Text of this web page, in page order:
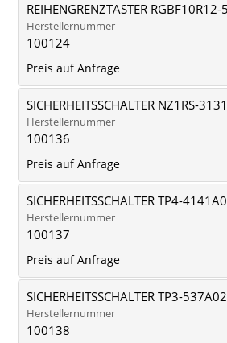
REIHENGRENZTASTER
Herstellernummer
100124
Preis auf Anfrage
SICHERHEITSSCHALTER NZ1RS-
Herstellernummer
100136
Preis auf Anfrage
SICHERHEITSSCHALTER TP4-
Herstellernummer
100137
Preis auf Anfrage
SICHERHEITSSCHALTER TP3-
Herstellernummer
100138